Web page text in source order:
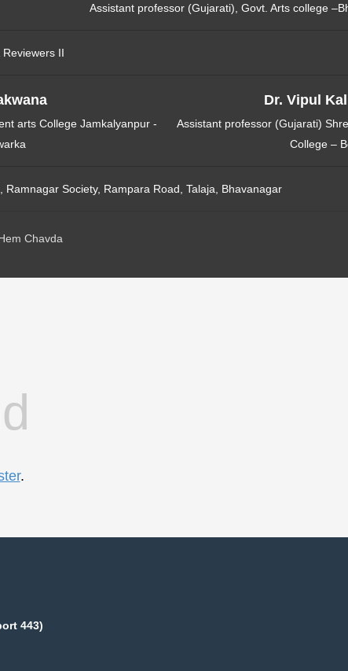
Assistant professor (Gujarati), Govt. Arts college
II
arts College Jamkalyanpur -
Dr. Vipul
Assistant professor (Gujarati)
College –
Society, Rampara Road, Talaja, Bhavanagar
Chavda
.
443)